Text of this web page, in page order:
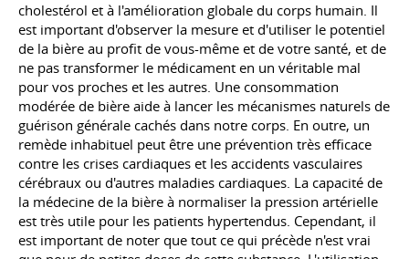
cholestérol et à l'amélioration globale du corps humain. Il
est important d'observer la mesure et d'utiliser le potentiel
de la bière au profit de vous-même et de votre santé, et de
ne pas transformer le médicament en un véritable mal
pour vos proches et les autres. Une consommation
modérée de bière aide à lancer les mécanismes naturels de
guérison générale cachés dans notre corps. En outre, un
remède inhabituel peut être une prévention très efficace
contre les crises cardiaques et les accidents vasculaires
cérébraux ou d'autres maladies cardiaques. La capacité de
la médecine de la bière à normaliser la pression artérielle
est très utile pour les patients hypertendus. Cependant, il
est important de noter que tout ce qui précède n'est vrai